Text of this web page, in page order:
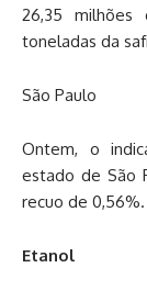
26,35 milhões
toneladas da
São Paulo
Ontem, o
estado de São
recuo de 0,56%.
Etanol